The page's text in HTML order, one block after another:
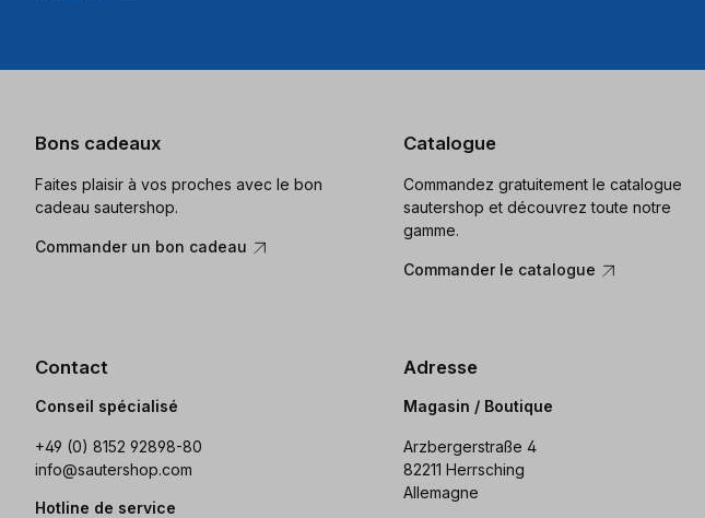
Bons cadeaux
Faites plaisir à vos proches avec le bon
cadeau sautershop.
Commander un bon cadeau
Catalogue
Commandez gratuitement le catalogue
sautershop et découvrez toute notre
gamme.
Commander le catalogue
Contact
Conseil spécialisé
+49 (0) 8152 92898-80
info@sautershop.com
Hotline de service
Adresse
Magasin / Boutique
Arzbergerstraße 4
82211 Herrsching
Allemagne